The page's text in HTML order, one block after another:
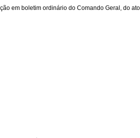
em boletim ordinário do Comando Geral, do